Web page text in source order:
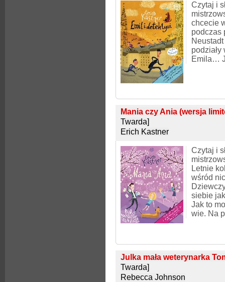
Czytaj i
chcecie
podczas
Emila…
Mania czy Ania (wersja
Twarda]
Erich Kastner
Czytaj i
Letnie
wśród
siebie
Jak to
wie. Na
Julka mała weterynarka
Twarda]
Rebecca Johnson